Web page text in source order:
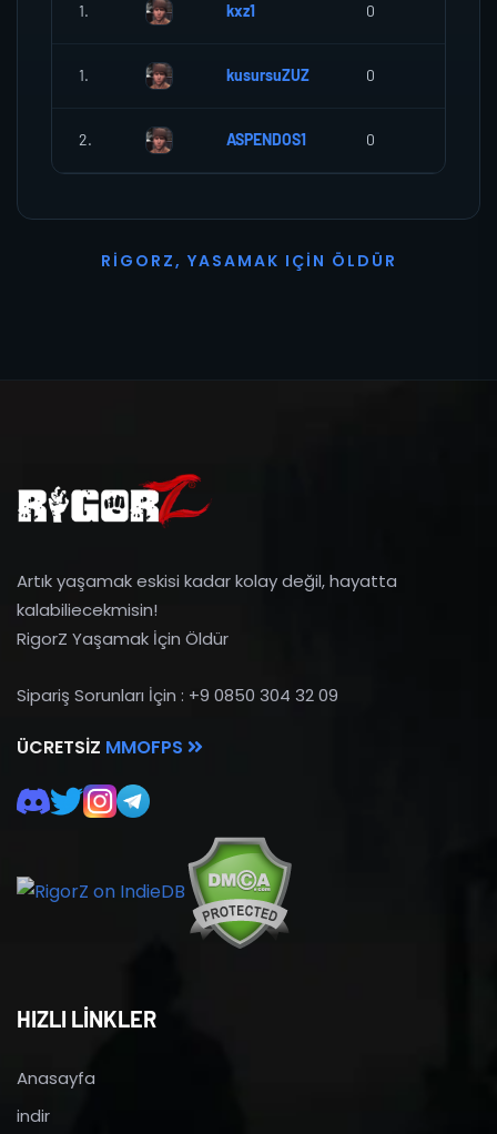
1. kxz1 0
1. kusursuZUZ 0
2. ASPENDOS1 0
R I G O R Z, YASAMAK I ÇI N Ö L D Ü R
Artık yaşamak eskisi kadar kolay değil, hayatta
kalabiliecekmisin!
RigorZ Yaşamak İçin Öldür
Sipariş Sorunları İçin : +9 0850 304 32 09
ÜCRETSIZ MMOFPS
HIZLI LİNKLER
Anasayfa
indir